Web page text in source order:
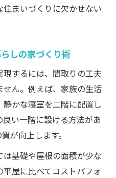
まいづくりに欠かせない
しの家づくり術
するには、間取りの工夫
ん。例えば、家族の生活
かな寝室を二階に配置し
い一階に設ける方法があ
が向上します。
基礎や屋根の面積が少な
屋に比べてコストパフォ